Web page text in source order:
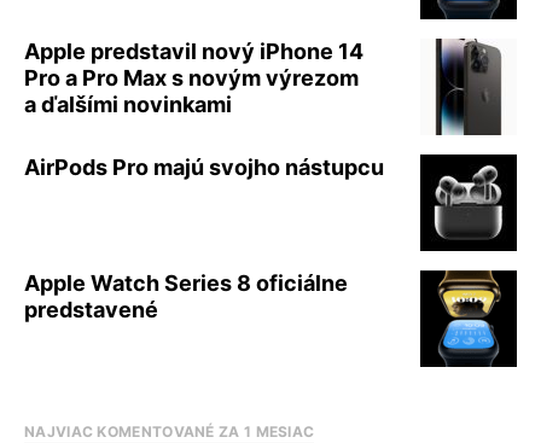
Apple predstavil nový iPhone 14
Pro a Pro Max s novým výrezom
a ďalšími novinkami
AirPods Pro majú svojho nástupcu
Apple Watch Series 8 oficiálne
predstavené
NAJVIAC KOMENTOVANÉ ZA 1 MESIAC